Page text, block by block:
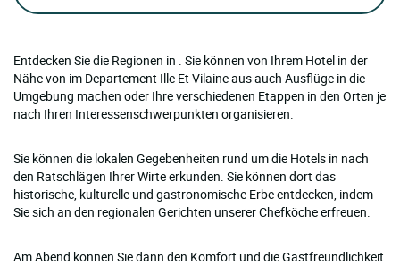
Entdecken Sie die Regionen in . Sie können von Ihrem Hotel in der
Nähe von im Departement Ille Et Vilaine aus auch Ausflüge in die
Umgebung machen oder Ihre verschiedenen Etappen in den Orten je
nach Ihren Interessenschwerpunkten organisieren.
Sie können die lokalen Gegebenheiten rund um die Hotels in nach
den Ratschlägen Ihrer Wirte erkunden. Sie können dort das
historische, kulturelle und gastronomische Erbe entdecken, indem
Sie sich an den regionalen Gerichten unserer Chefköche erfreuen.
Am Abend können Sie dann den Komfort und die Gastfreundlichkeit